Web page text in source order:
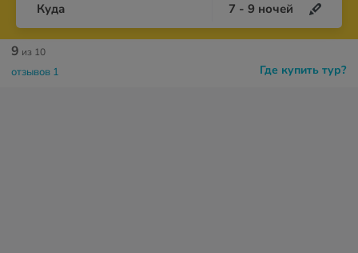
Куда 7 - 9 ночей
Где купить тур?
9 из 10
отзывов 1